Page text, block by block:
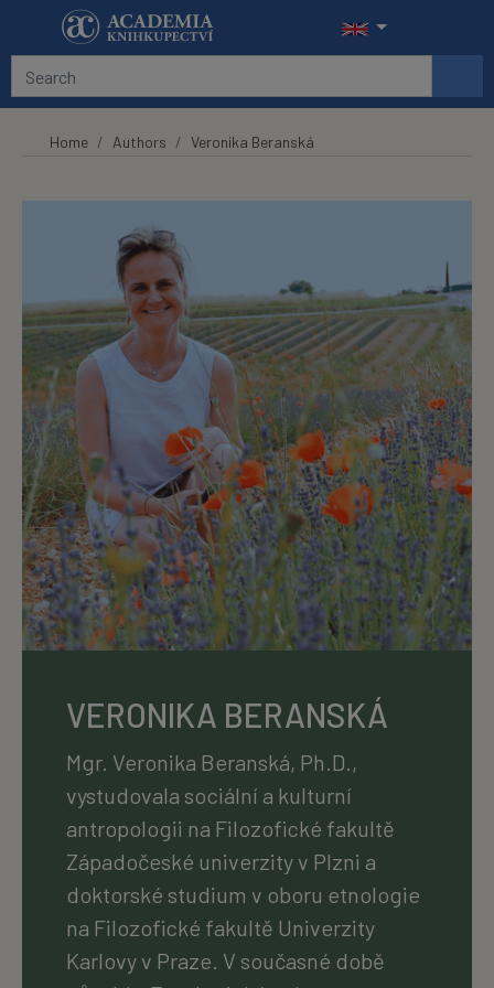
Skip to main content
Home Authors Veronika Beranská
VERONIKA BERANSKÁ
Mgr. Veronika Beranská, Ph.D.,
vystudovala sociální a kulturní
antropologii na Filozofické fakultě
Západočeské univerzity v Plzni a
doktorské studium v oboru etnologie
na Filozofické fakultě Univerzity
Karlovy v Praze. V současné době